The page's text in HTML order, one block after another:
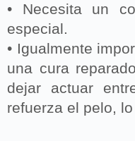
• Necesita un
especial.
• Igualmente
una cura
dejar actuar
refuerza el pelo,